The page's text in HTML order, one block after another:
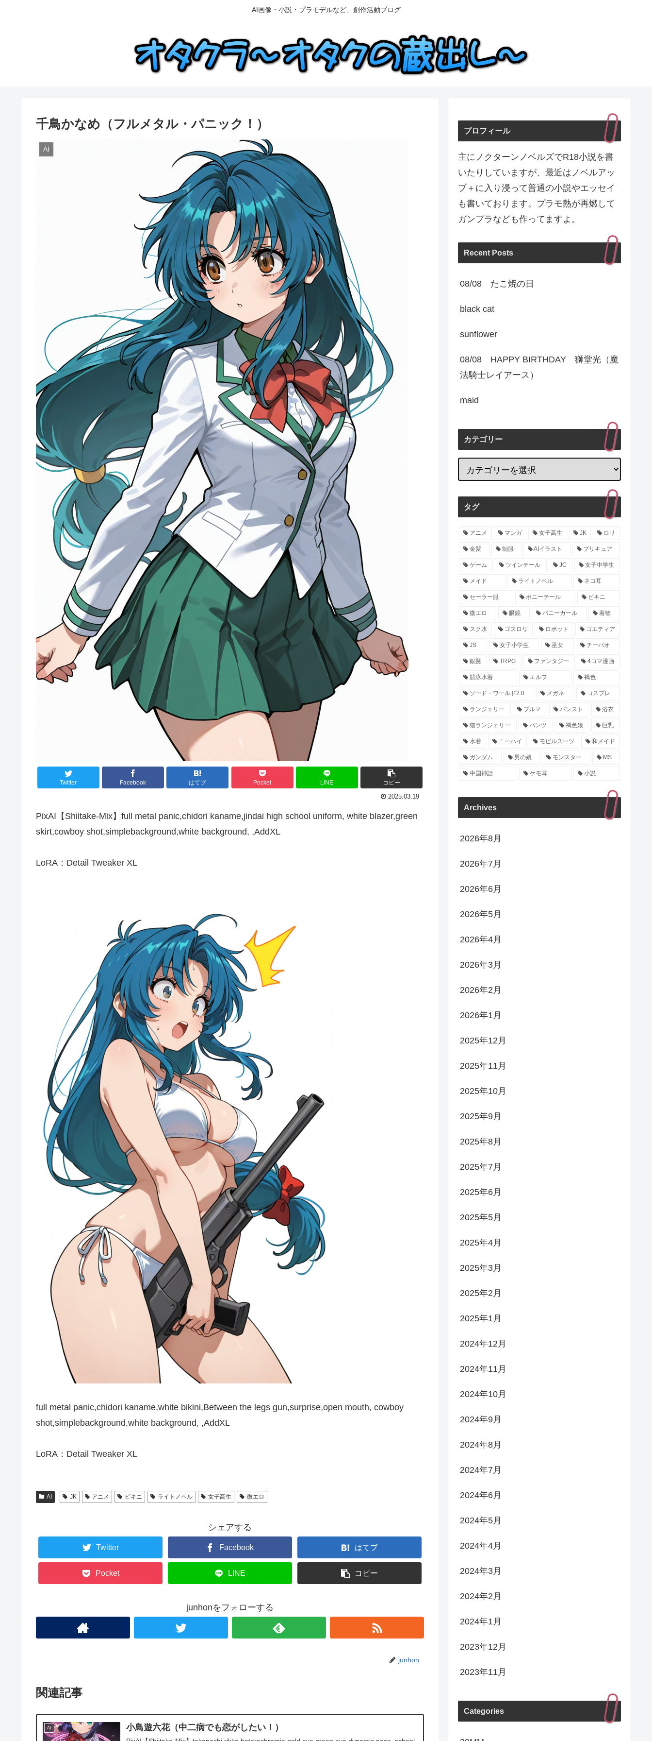
AI画像・小説・プラモデルなど、創作活動ブログ
千鳥かなめ（フルメタル・パニック！）
AI
Twitter Facebook はてブ Pocket LINE コピー
2025.03.19
PixAI【Shiitake-Mix】full metal panic,chidori kaname,jindai high school uniform, white blazer,green
skirt,cowboy shot,simplebackground,white background, ,AddXL
LoRA：Detail Tweaker XL
full metal panic,chidori kaname,white bikini,Between the legs gun,surprise,open mouth, cowboy
shot,simplebackground,white background, ,AddXL
LoRA：Detail Tweaker XL
AI JK アニメ ビキニ ライトノベル 女子高生 微エロ
シェアする
Twitter Facebook はてブ
Pocket LINE コピー
junhonをフォローする
junhon
関連記事
AI 小鳥遊六花（中二病でも恋がしたい！）
プロフィール
主にノクターンノベルズでR18小説を書
いたりしていますが、最近はノベルアッ
プ＋に入り浸って普通の小説やエッセイ
も書いております。プラモ熱が再燃して
ガンプラなども作ってますよ。
Recent Posts
08/08 たこ焼の日
black cat
sunflower
08/08 HAPPY BIRTHDAY 獅堂光（魔
法騎士レイアース）
maid
カテゴリー
タグ
アニメ マンガ 女子高生 JK ロリ
金髪 制服 AIイラスト プリキュア
ゲーム ツインテール JC 女子中学生
メイド ライトノベル ネコ耳
セーラー服 ポニーテール ビキニ
微エロ 眼鏡 バニーガール 着物
スク水 ゴスロリ ロボット ゴエティア
JS 女子小学生 巫女 チーパオ
銀髪 TRPG ファンタジー 4コマ漫画
競泳水着 エルフ 褐色
ソード・ワールド2.0 メガネ コスプレ
ランジェリー ブルマ パンスト 浴衣
猫ランジェリー パンツ 褐色娘 巨乳
水着 ニーハイ モビルスーツ 和メイド
ガンダム 男の娘 モンスター MS
中国神話 ケモ耳 小説
Archives
2026年8月
2026年7月
2026年6月
2026年5月
2026年4月
2026年3月
2026年2月
2026年1月
2025年12月
2025年11月
2025年10月
2025年9月
2025年8月
2025年7月
2025年6月
2025年5月
2025年4月
2025年3月
2025年2月
2025年1月
2024年12月
2024年11月
2024年10月
2024年9月
2024年8月
2024年7月
2024年6月
2024年5月
2024年4月
2024年3月
2024年2月
2024年1月
2023年12月
2023年11月
Categories